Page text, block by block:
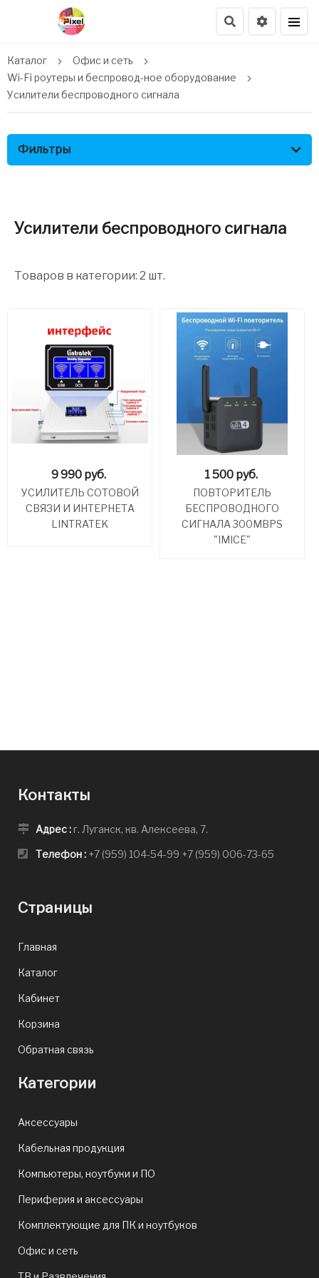
Каталог
Офис и сеть
Wi-Fi роутеры и беспровод-ное оборудование
Усилители беспроводного сигнала
Фильтры
Усилители беспроводного сигнала
Товаров в категории: 2 шт.
9 990 руб.
УСИЛИТЕЛЬ СОТОВОЙ
СВЯЗИ И ИНТЕРНЕТА
LINTRATEK
1 500 руб.
ПОВТОРИТЕЛЬ
БЕСПРОВОДНОГО
СИГНАЛА 300MBPS
"IMICE"
Контакты
Адрес :г. Луганск, кв. Алексеева, 7.
Телефон : +7 (959) 104-54-99 +7 (959) 006-73-65
Страницы
Главная
Каталог
Кабинет
Корзина
Обратная связь
Категории
Аксессуары
Кабельная продукция
Компьютеры, ноутбуки и ПО
Периферия и аксессуары
Комплектующие для ПК и ноутбуков
Офис и сеть